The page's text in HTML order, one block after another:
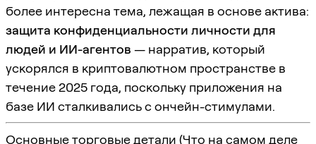
более интересна тема, лежащая в основе актива:
защита конфиденциальности личности для
людей и ИИ-агентов — нарратив, который
ускорялся в криптовалютном пространстве в
течение 2025 года, поскольку приложения на
базе ИИ сталкивались с ончейн-стимулами.
Основные торговые детали (Что на самом деле